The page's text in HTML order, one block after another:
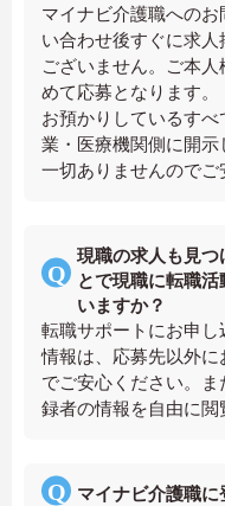
マイナビ介護職への
い合わせ後すぐに求
ございません。ご本
めて応募となります。
お預かりしているす
業・医療機関側に開
一切ありませんのでご
現職の求人も見つ
とで現職に転職
いますか？
転職サポートにお申
情報は、応募先以外
でご安心ください。
録者の情報を自由に閲
マイナビ介護職に